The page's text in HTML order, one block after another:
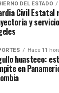
DEL ESTADO
Civil Estatal
y
Hace 11
huasteco:
en